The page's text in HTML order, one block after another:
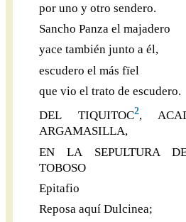
por uno y otro sendero.
Sancho Panza el majadero
yace también junto a él,
escudero el más fïel
que vio el trato de escudero.
DEL TIQUITOC2,
ARGAMASILLA,
EN LA SEPULTURA
TOBOSO
Epitafio
Reposa aquí Dulcinea;